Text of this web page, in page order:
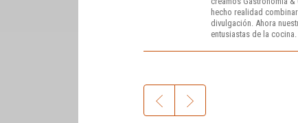
hecho realidad
divulgación. Ahora
entusiastas de la cocina.